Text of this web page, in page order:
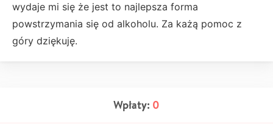
wydaje mi się że jest to najlepsza forma
powstrzymania się od alkoholu. Za każą pomoc z
góry dziękuję.
Wpłaty: 0